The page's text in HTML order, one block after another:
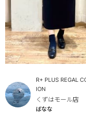
R+ PLUS REGAL
ION
くずはモール店
ばなな